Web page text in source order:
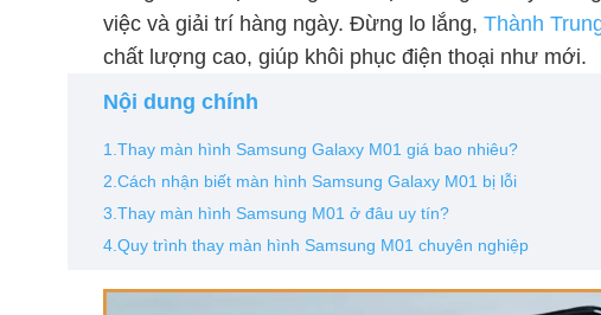
việc và giải trí hàng ngày. Đừng lo lắng, Thành
chất lượng cao, giúp khôi phục điện thoại như mới.
Nội dung chính
1.Thay màn hình Samsung Galaxy M01 giá bao nhiêu?
2.Cách nhận biết màn hình Samsung Galaxy M01 bị lỗi
3.Thay màn hình Samsung M01 ở đâu uy tín?
4.Quy trình thay màn hình Samsung M01 chuyên nghiệp